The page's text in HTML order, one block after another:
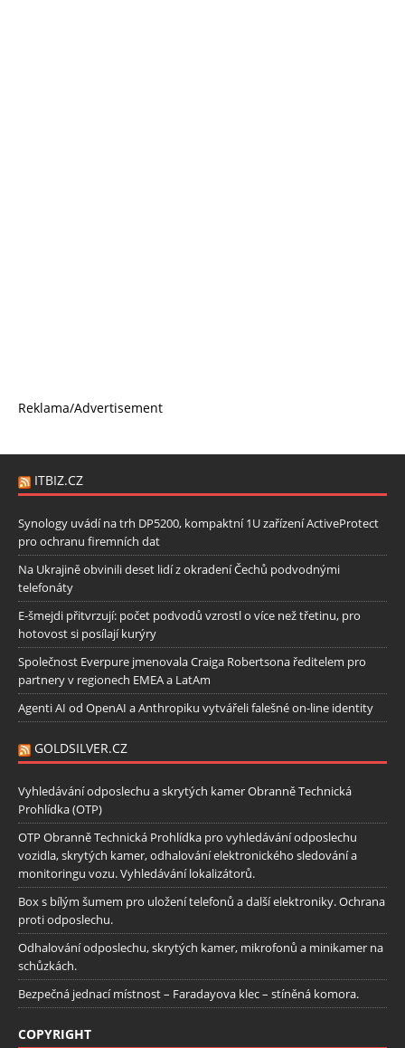
Reklama/Advertisement
ITBIZ.CZ
Synology uvádí na trh DP5200, kompaktní 1U zařízení ActiveProtect
pro ochranu firemních dat
Na Ukrajině obvinili deset lidí z okradení Čechů podvodnými
telefonáty
E-šmejdi přitvrzují: počet podvodů vzrostl o více než třetinu, pro
hotovost si posílají kurýry
Společnost Everpure jmenovala Craiga Robertsona ředitelem pro
partnery v regionech EMEA a LatAm
Agenti AI od OpenAI a Anthropiku vytvářeli falešné on-line identity
GOLDSILVER.CZ
Vyhledávání odposlechu a skrytých kamer Obranně Technická
Prohlídka (OTP)
OTP Obranně Technická Prohlídka pro vyhledávání odposlechu
vozidla, skrytých kamer, odhalování elektronického sledování a
monitoringu vozu. Vyhledávání lokalizátorů.
Box s bílým šumem pro uložení telefonů a další elektroniky. Ochrana
proti odposlechu.
Odhalování odposlechu, skrytých kamer, mikrofonů a minikamer na
schůzkách.
Bezpečná jednací místnost – Faradayova klec – stíněná komora.
COPYRIGHT